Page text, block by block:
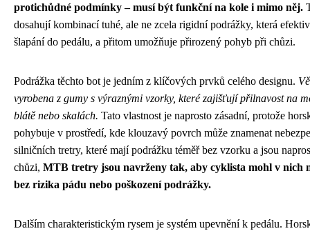
protichůdné podmínky – musí být funkční na kole i mimo něj.
dosahují kombinací tuhé, ale ne zcela rigidní podrážky, která
šlapání do pedálu, a přitom umožňuje přirozený pohyb při chůzi.
Podrážka těchto bot je jedním z klíčových prvků celého designu.
vyrobena z gumy s výraznými vzorky, které zajišťují přilnavost na
blátě nebo skalách. Tato vlastnost je naprosto zásadní, protože
pohybuje v prostředí, kde klouzavý povrch může znamenat
silničních tretry, které mají podrážku téměř bez vzorku a jsou
chůzi, MTB tretry jsou navrženy tak, aby cyklista mohl v nich
bez rizika pádu nebo poškození podrážky.
Dalším charakteristickým rysem je systém upevnění k pedálu.